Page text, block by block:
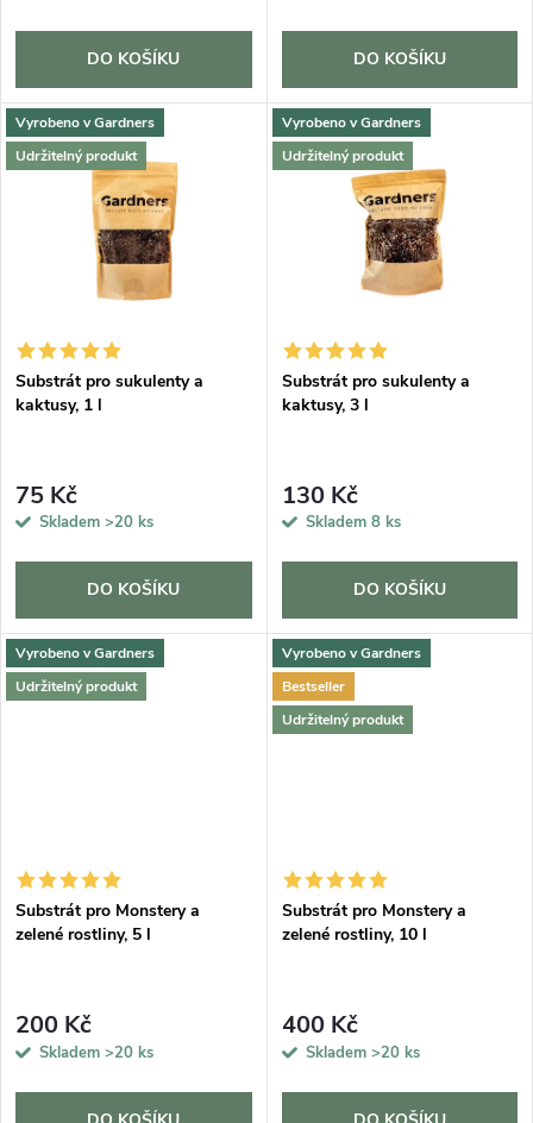
d
u
k
o
d
u
DO KOŠÍKU DO KOŠÍKU
Vyrobeno v Gardners
Udržitelný produkt
Substrát pro sukulenty a
kaktusy, 1 l
75 Kč
Skladem >20 ks
DO KOŠÍKU
Vyrobeno v Gardners
Udržitelný produkt
Substrát pro sukulenty a
kaktusy, 3 l
130 Kč
Skladem 8 ks
DO KOŠÍKU
Vyrobeno v Gardners
Udržitelný produkt
Substrát pro Monstery a
zelené rostliny, 5 l
200 Kč
Skladem >20 ks
Vyrobeno v Gardners
Bestseller
Udržitelný produkt
Substrát pro Monstery a
zelené rostliny, 10 l
400 Kč
Skladem >20 ks